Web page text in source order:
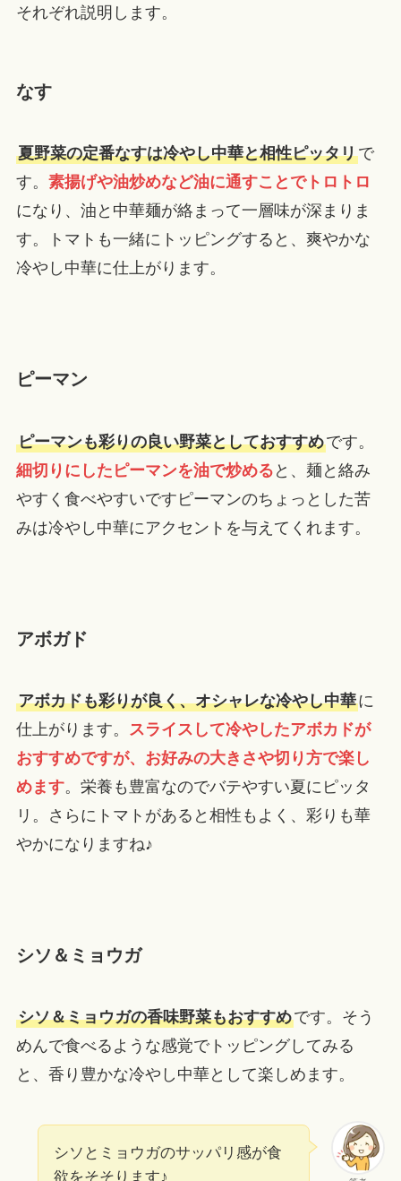
それぞれ説明します。
なす
夏野菜の定番なすは冷やし中華と相性ピッタリで
す。 素揚げや油炒めなど油に通すことでトロトロ
になり、油と中華麺が絡まって一層味が深まりま
す。トマトも一緒にトッピングすると、爽やかな
冷やし中華に仕上がります。
ピーマン
ピーマンも彩りの良い野菜としておすすめです。
細切りにしたピーマンを油で炒める と、麺と絡み
やすく食べやすいですピーマンのちょっとした苦
みは冷やし中華にアクセントを与えてくれます。
アボガド
アボカドも彩りが良く、オシャレな冷やし中華に
仕上がります。 スライスして冷やしたアボカドが
おすすめですが、お好みの大きさや切り方で楽し
めます。栄養も豊富なのでバテやすい夏にピッタ
リ。さらにトマトがあると相性もよく、彩りも華
やかになりますね♪
シソ＆ミョウガ
シソ＆ミョウガの香味野菜もおすすめです。そう
めんで食べるような感覚でトッピングしてみる
と、香り豊かな冷やし中華として楽しめます。
シソとミョウガのサッパリ感が食
欲をそそります♪